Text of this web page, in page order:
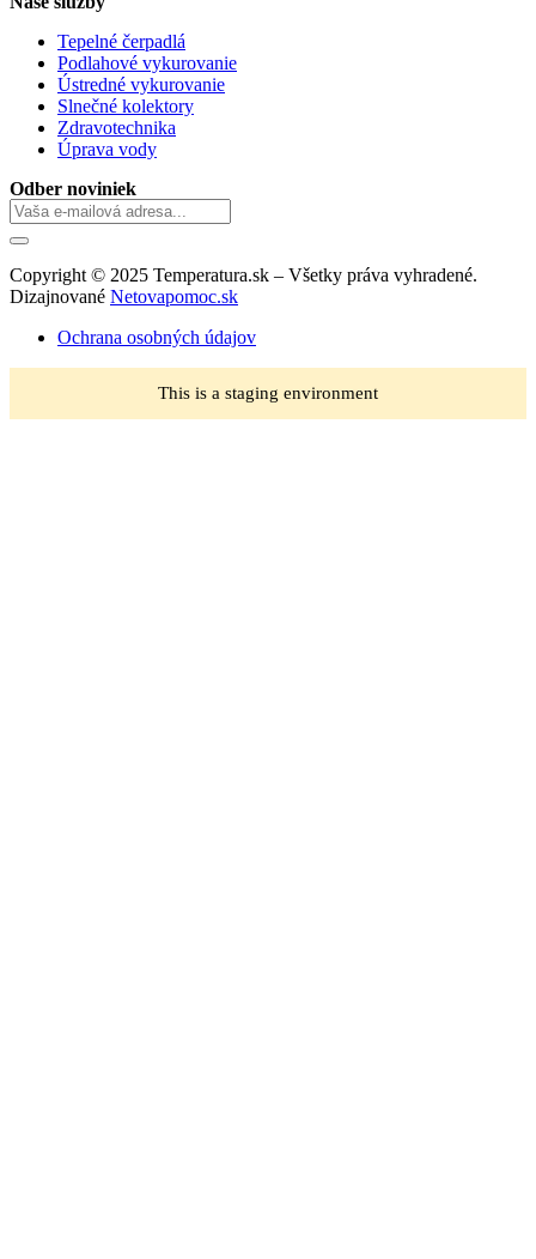
Tepelné čerpadlá
Podlahové vykurovanie
Ústredné vykurovanie
Slnečné kolektory
Zdravotechnika
Úprava vody
Odber noviniek
Copyright © 2025 Temperatura.sk – Všetky práva vyhradené.
Dizajnované Netovapomoc.sk
Ochrana osobných údajov
This is a staging environment